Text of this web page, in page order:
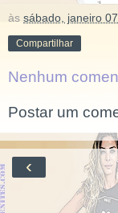
às sábado, janeiro
Compartilhar
Nenhum
Postar um
‹